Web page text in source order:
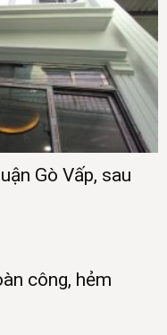
Gò Vấp, sau
công, hẻm